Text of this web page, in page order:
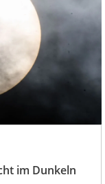
im Dunkeln